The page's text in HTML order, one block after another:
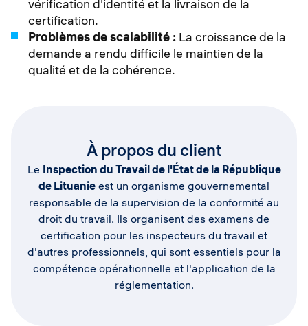
vérification d'identité et la livraison de la
certification.
Problèmes de scalabilité : La croissance de la
demande a rendu difficile le maintien de la
qualité et de la cohérence.
À propos du client
Le Inspection du Travail de l'État de la République
de Lituanie est un organisme gouvernemental
responsable de la supervision de la conformité au
droit du travail. Ils organisent des examens de
certification pour les inspecteurs du travail et
d'autres professionnels, qui sont essentiels pour la
compétence opérationnelle et l'application de la
réglementation.